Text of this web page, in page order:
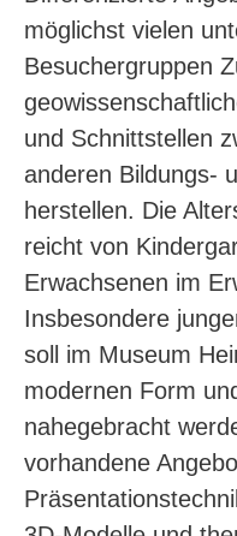
möglichst vielen
Besuchergruppen
und Schnittstellen
anderen Bildungs-
herstellen. Die
reicht von
Erwachsenen im
Insbesondere
soll im Museum
modernen Form
nahegebracht
vorhandene